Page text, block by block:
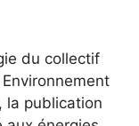
du collectif
la publication